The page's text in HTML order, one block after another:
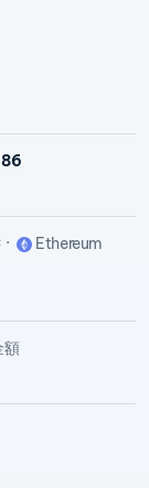
Ethereum
額